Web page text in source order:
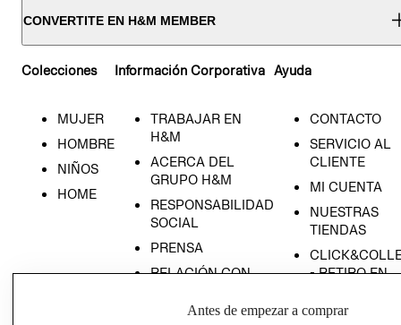
CONVERTITE EN H&M MEMBER
Colecciones
MUJER
HOMBRE
NIÑOS
HOME
Información Corporativa
TRABAJAR EN
H&M
ACERCA DEL
GRUPO H&M
RESPONSABILIDAD
SOCIAL
PRENSA
RELACIÓN CON
POLÍTICA
Ayuda
CONTACTO
SERVICIO AL
CLIENTE
MI CUENTA
NUESTRAS
TIENDAS
- RETIRO EN
TÉRMINOS Y
Antes de empezar a comprar